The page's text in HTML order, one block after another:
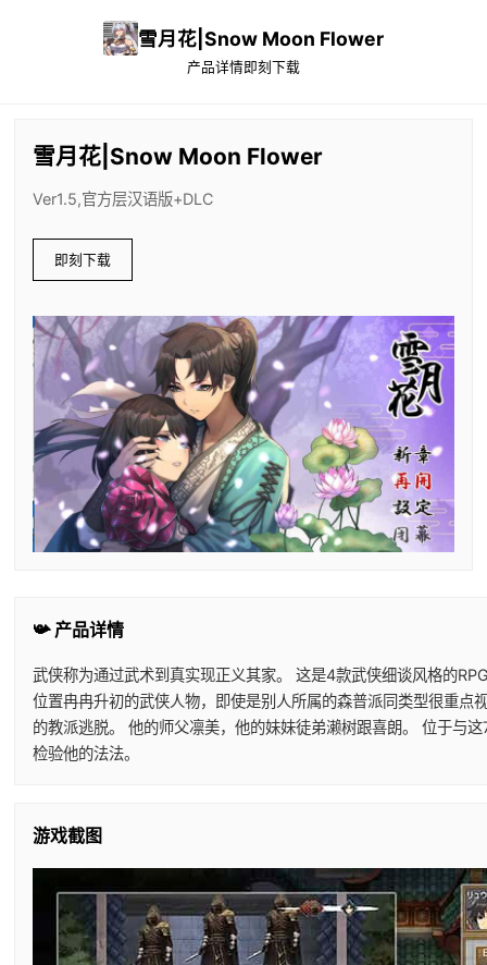
雪月花|Snow Moon Flower
产品详情即刻下载
雪月花|Snow Moon Flower
Ver1.5,官方层汉语版+DLC
即刻下载
📯 产品详情
武侠称为通过武术到真实现正义其家。 这是4款武侠细谈风格的
位置冉冉升初的武侠人物，即使是别人所属的森普派同类型很重
的教派逃脱。 他的师父凛美，他的妹妹徒弟濑树跟喜朗。 位于与
检验他的法法。
游戏截图